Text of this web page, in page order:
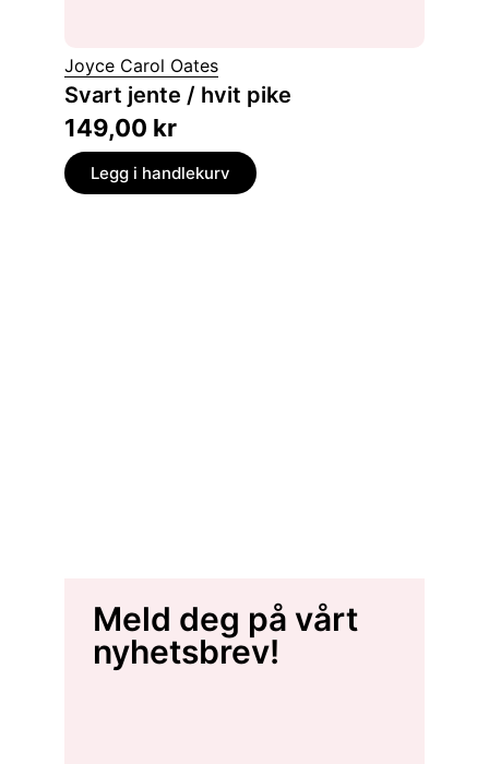
Joyce Carol Oates
Svart jente / hvit pike
149,00 kr
Legg i handlekurv
Meld deg på vårt
nyhetsbrev!